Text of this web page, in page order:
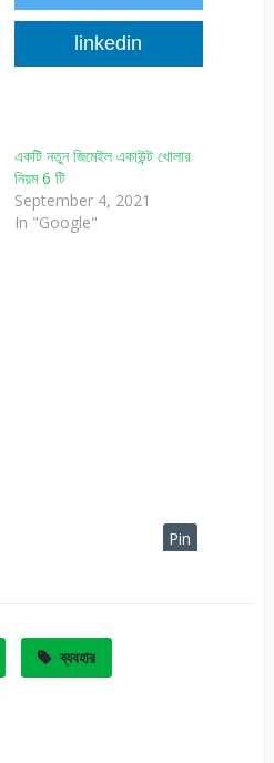
linkedin
একটি নতুন জিমেইল একাউন্ট খোলার
নিয়ম 6 টি
September 4, 2021
In "Google"
Pin
ব্যবহার